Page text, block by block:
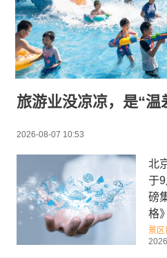
旅游业没凉凉，是“温
2026-08-07 10:53
北
于
磅
格
景区